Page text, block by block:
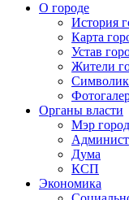
О городе
История
Карта
Устав
Жители
Органы власти
Мэр
Дума
КСП
Экономика